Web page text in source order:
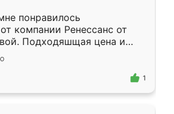
понравилось
компании Ренессанс от
Подходяшщая цена и
изготовления. Приехавший
Владислав
эскизу самый
1